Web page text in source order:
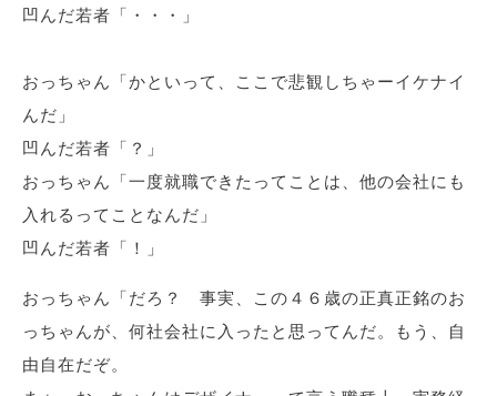
凹んだ若者「・・・」
おっちゃん「かといって、ここで悲観しちゃーイケナイ
んだ」
凹んだ若者「？」
おっちゃん「一度就職できたってことは、他の会社にも
入れるってことなんだ」
凹んだ若者「！」
おっちゃん「だろ？ 事実、この４６歳の正真正銘のお
っちゃんが、何社会社に入ったと思ってんだ。もう、自
由自在だぞ。